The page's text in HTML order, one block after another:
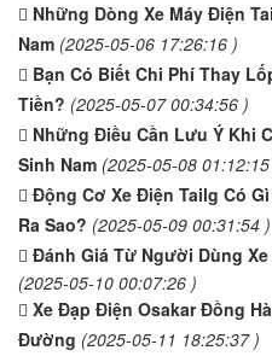
Những Dòng Xe Máy Điện
Nam (2025-05-06 17:26:16 )
Bạn Có Biết Chi Phí Thay
Tiền? (2025-05-07 00:34:56 )
Những Điều Cần Lưu Ý Khi
Sinh Nam (2025-05-08
Động Cơ Xe Điện Tailg Có
Ra Sao? (2025-05-09 00:31:54 )
Đánh Giá Từ Người Dùng
(2025-05-10 00:07:26 )
Xe Đạp Điện Osakar Đồng
Đường (2025-05-11 18:25:37 )